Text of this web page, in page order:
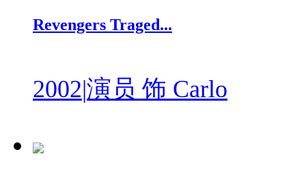
Revengers Traged...
2002|演员 饰 Carlo